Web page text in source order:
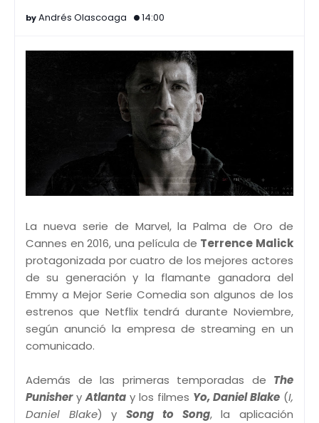
Andrés Olascoaga 14:00
La nueva serie de Marvel, la Palma de Oro de
Cannes en 2016, una película de Terrence Malick
protagonizada por cuatro de los mejores actores
de su generación y la flamante ganadora del
Emmy a Mejor Serie Comedia son algunos de los
estrenos que Netflix tendrá durante Noviembre,
según anunció la empresa de streaming en un
comunicado.
Además de las primeras temporadas de The
PunisheryAtlanta y los filmes Yo, Daniel Blake (I,
Daniel Blake) ySong to Song, la aplicación